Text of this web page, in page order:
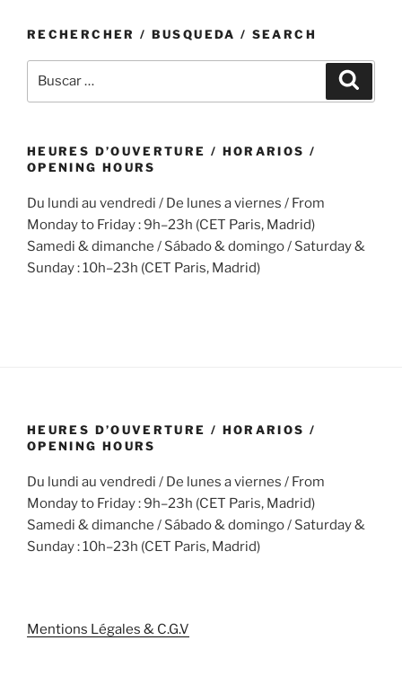
RECHERCHER / BUSQUEDA / SEARCH
por:
HEURES D’OUVERTURE / HORARIOS /
OPENING HOURS
Du lundi au vendredi / De lunes a viernes / From
Monday to Friday : 9h–23h (CET Paris, Madrid)
Samedi & dimanche / Sábado & domingo / Saturday &
Sunday : 10h–23h (CET Paris, Madrid)
HEURES D’OUVERTURE / HORARIOS /
OPENING HOURS
Du lundi au vendredi / De lunes a viernes / From
Monday to Friday : 9h–23h (CET Paris, Madrid)
Samedi & dimanche / Sábado & domingo / Saturday &
Sunday : 10h–23h (CET Paris, Madrid)
Mentions Légales & C.G.V